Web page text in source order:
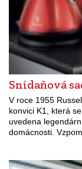
Snídaňová
V roce 1955
konvici K1, která
uvedena
domácnosti.